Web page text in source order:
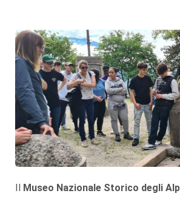
Il Museo Nazionale Storico degli